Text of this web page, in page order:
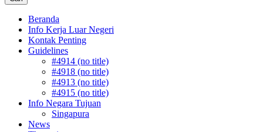
Beranda
Info Kerja Luar Negeri
Kontak Penting
Guidelines
#4914 (no title)
#4918 (no title)
#4913 (no title)
#4915 (no title)
Info Negara Tujuan
Singapura
News